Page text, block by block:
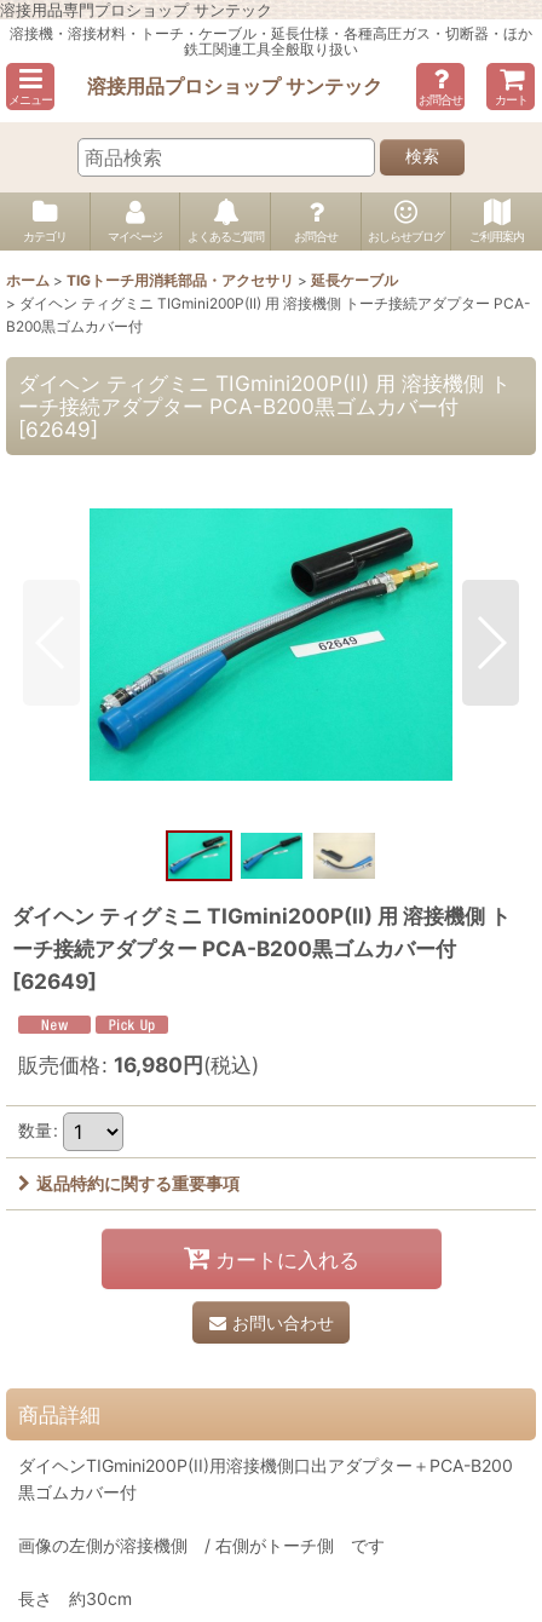
溶接用品専門プロショップ サンテック
溶接機・溶接材料・トーチ・ケーブル・延長仕様・各種高圧ガス・切断器・ほか
鉄工関連工具全般取り扱い
メニュー
溶接用品プロショップ サンテック
お問合せ カート
検索
カテゴリ マイページ よくあるご質問 お問合せ おしらせブログ ご利用案内
ホーム > TIGトーチ用消耗部品・アクセサリ > 延長ケーブル
> ダイヘン ティグミニ TIGmini200P(II) 用 溶接機側 トーチ接続アダプター PCA-
B200黒ゴムカバー付
ダイヘン ティグミニ TIGmini200P(II) 用 溶接機側 ト
ーチ接続アダプター PCA-B200黒ゴムカバー付
[62649]
ダイヘン ティグミニ TIGmini200P(II) 用 溶接機側 ト
ーチ接続アダプター PCA-B200黒ゴムカバー付
[62649]
販売価格: 16,980円(税込)
数量:
返品特約に関する重要事項
カートに入れる
お問い合わせ
商品詳細
ダイヘンTIGmini200P(II)用溶接機側口出アダプター＋PCA-B200
黒ゴムカバー付
画像の左側が溶接機側 / 右側がトーチ側 です
長さ 約30cm